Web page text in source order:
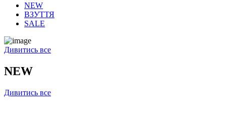
NEW
ВЗУТТЯ
SALE
Дивитись все
NEW
Дивитись все